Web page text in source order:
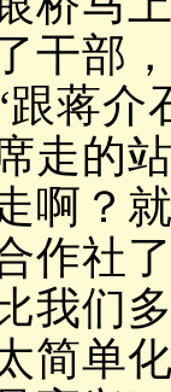
干部
蒋介
走的
啊？
作社
我们
简单